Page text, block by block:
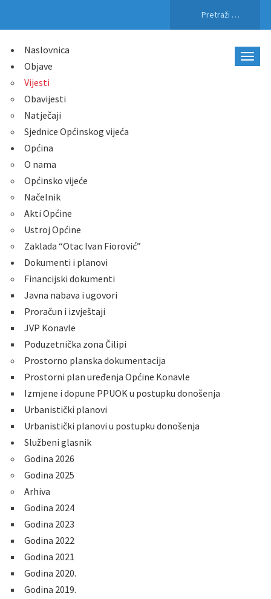
Naslovnica
Objave
Vijesti
Obavijesti
Natječaji
Sjednice Općinskog vijeća
Općina
O nama
Općinsko vijeće
Načelnik
Akti Općine
Ustroj Općine
Zaklada “Otac Ivan Fiorović”
Dokumenti i planovi
Financijski dokumenti
Javna nabava i ugovori
Proračun i izvještaji
JVP Konavle
Poduzetnička zona Čilipi
Prostorno planska dokumentacija
Prostorni plan uređenja Općine Konavle
Izmjene i dopune PPUOK u postupku donošenja
Urbanistički planovi
Urbanistički planovi u postupku donošenja
Službeni glasnik
Godina 2026
Godina 2025
Arhiva
Godina 2024
Godina 2023
Godina 2022
Godina 2021
Godina 2020.
Godina 2019.